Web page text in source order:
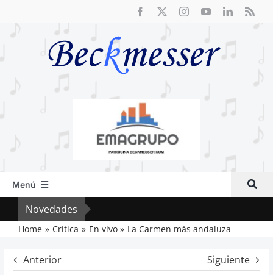
Menú
Inicio
Actual
Artículos
Novedades
Home Crítica En vivo La Carmen más andaluza
Anterior Siguiente